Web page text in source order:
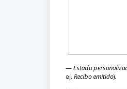
—Estado
ej. Recibo emitido).